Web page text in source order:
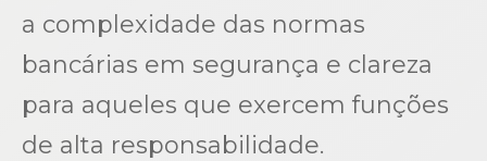
a complexidade das normas
bancárias em segurança e clareza
para aqueles que exercem funções
de alta responsabilidade.